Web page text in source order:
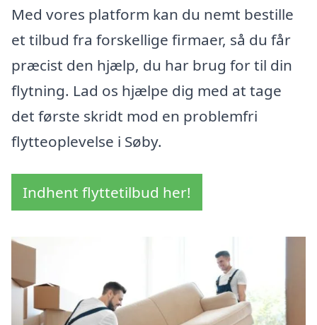
Med vores platform kan du nemt bestille
et tilbud fra forskellige firmaer, så du får
præcist den hjælp, du har brug for til din
flytning. Lad os hjælpe dig med at tage
det første skridt mod en problemfri
flytteoplevelse i Søby.
Indhent flyttetilbud her!